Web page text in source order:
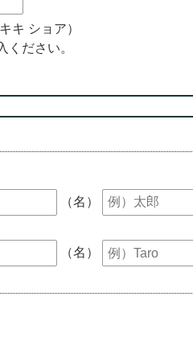
キ ショア）
ください。
（名）
（名）